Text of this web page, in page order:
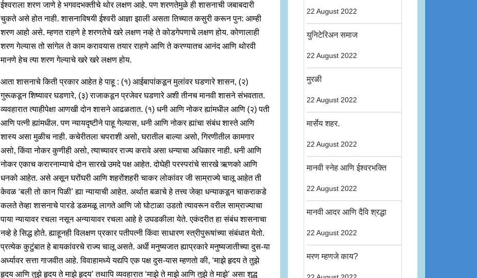
ईश्वराला शरण जाणे हे भगवदभक्तीचे थोर लक्षण आहे. पण शरणतेमुळे ही शासनाची जबाबदारी
चुकते असे होत नाही. शासनाविषयी ईश्वरी आज्ञा झाली असता तिच्यात कसुरी करून पुन: आम्ही
शरण आहो असे. म्हणत राहणे हे शरणतेचे खरे लक्षण नव्हे ते कोडगेपणाचे लक्षण होय. कोणालाही
शरण गेल्यास तो सांगेल ते काम करावयास तयार राहणे आणि ते करण्यातच आनंद आणि थोरवी
मानणे हेच त्या शरण गेल्याचे खरे खरे लक्षण होय.
आता शासनाचे किती प्रकार आहेत हे पाहू : (१) आईबापांकडून मुलांवर घडणारे शासन, (२)
गुरूकडून शिष्यावर घडणारे, (३) राजाकडून प्रजेवर घडणारे अशी तीनच मानवी शासने संभवतात.
व्यवहारात त्याहीपेक्षा आणखी दोन शासने आढळतात. (१) धनी आणि नोकर ह्यांमधील आणि (२) पती
आणि पत्नी ह्यांमधील. पण न्यायदृष्टीने पाहू गेल्यास, धनी आणि नोकर ह्यांचा संबंध शास्ते आणि
शास्य असा मुळीच नाही. कचेरीतला चपराशी असो, घरातील बाल्या असो, गिरणीतील कामगार
असो, किंवा नोकर कुणीही असो, त्याच्यावर राज्य करावे असा धन्याचा अधिकार नाही. धनी आणि
नोकर एकाच करारनाम्याचे दोन सारखे उमदे पक्ष आहेत. दोघेही परस्परांचे सारखे ऋणको आणि
धनको आहेत. असे असून घरोंघरी आणि शहरोंशहरी चाकर लोकांवर जी साम्राज्ये चालू आहेत ती
केवळ ‘बली तो कान पिळी’ ह्या न्यायाची आहेत. अर्थात बळाचे हे तत्त्व जेव्हा धन्याकडून चाकराकडे
कलते तेव्हा शासनाचे पारडे डळमळू लागते आणि जो घोटाळा उडतो त्यावरून वरील साम्राज्याचा
पाया न्यायावर रचला नसून अन्यायावर रचला आहे हे उघडकीला येते. एकंदरीत हा संबंध शासनाचा
नव्हे हे सिद्ध होते. ह्याहूनही विलक्षण प्रकार पतीपत्नी किंवा साधारण स्त्रीपुरूषांच्या संबंधात येतो.
प्रत्येक कुटुंबात हे बायकांवरचे राज्य चालू असते. अर्धी मनुष्यजात ह्याप्रकारे मनुष्यजातीच्या दुस-या
अर्ध्यावर सत्ता गाजवीत आहे. विवाहामध्ये यद्यपि एक पक्ष दुस-यास म्हणतो की, ‘माझे हृदय ते तुझे
हृदय आणि तुझे हृदय ते माझे हृदय’ तथापि व्यवहारात ‘माझे ते माझे आणि तुझे ते माझे’ असा शुद्ध
22 August 2022
युनिटेरिअन समाज
22 August 2022
मुरळी
22 August 2022
मार्सेय शहर.
22 August 2022
मानवी स्नेह आणि ईश्वरभक्ति
22 August 2022
मानवी आदर आणि दैवि श्रद्धा
22 August 2022
मरण म्हणजे काय?